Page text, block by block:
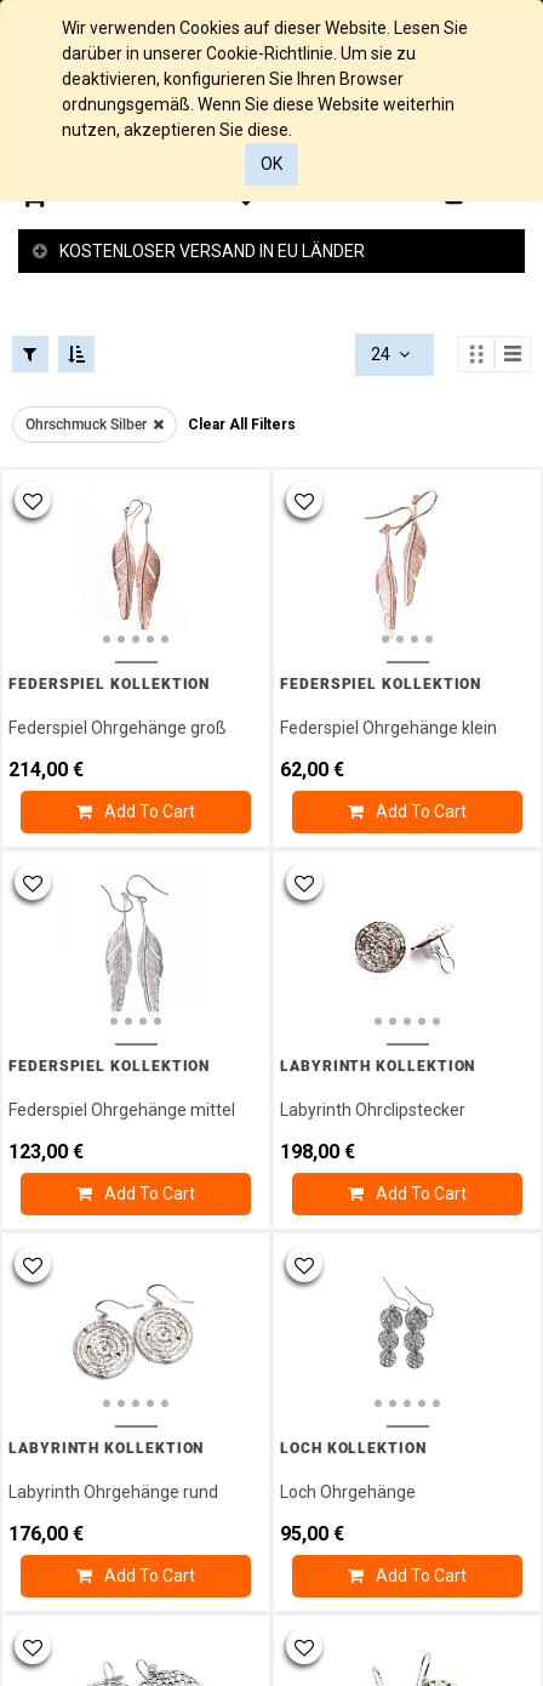
Deutsch
0
Wir verwenden Cookies auf dieser Website. Lesen Sie
darüber in unserer Cookie-Richtlinie. Um sie zu
deaktivieren, konfigurieren Sie Ihren Browser
ordnungsgemäß. Wenn Sie diese Website weiterhin
nutzen, akzeptieren Sie diese.
OK
KOSTENLOSER VERSAND IN EU LÄNDER
24
KOLLEKTIONEN
925/000
SILBER
FILTERS
KATEGORIEN
Alle
Gelbgold
585/000
Palladium
Rosegold
935/000
925/000
Silber
Anhänger
Ankerketten
Armband
Armbänder
Creolen
Glücksbox
Kollektion
Monats -
Geburtsstein
Ohrclipstecker
Ohrgehänge
Ohrschmuck
Gold
Silber
Ohrstecker
Sterne
Steinarmbänder
Valentinstag
Warengutschein
Ohrschmuck Silber Clear All Filters
FEDERSPIEL KOLLEKTION
Federspiel Ohrgehänge groß
214,00 €
Add To Cart
FEDERSPIEL KOLLEKTION
Federspiel Ohrgehänge klein
62,00 €
Add To Cart
FEDERSPIEL KOLLEKTION
Federspiel Ohrgehänge mittel
123,00 €
Add To Cart
LABYRINTH KOLLEKTION
Labyrinth Ohrclipstecker
198,00 €
Add To Cart
LABYRINTH KOLLEKTION
Labyrinth Ohrgehänge rund
176,00 €
Add To Cart
LOCH KOLLEKTION
Loch Ohrgehänge
95,00 €
Add To Cart